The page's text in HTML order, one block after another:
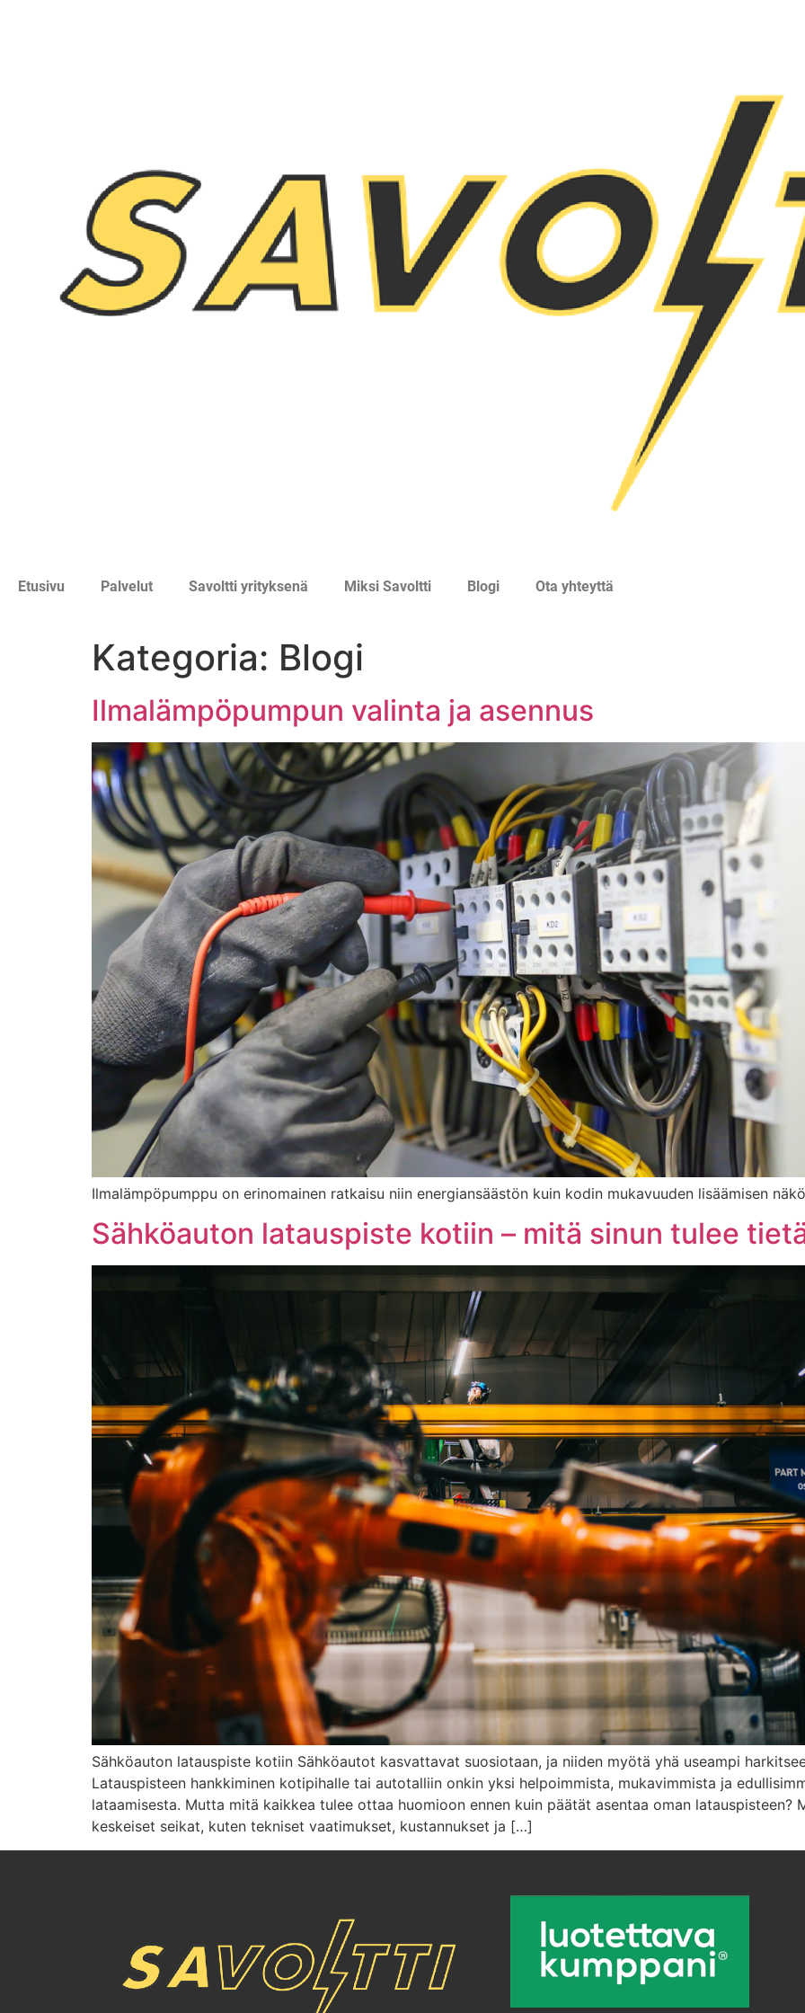
Etusivu Palvelut Savoltti yrityksenä Miksi Savoltti Blogi Ota yhteyttä
Kategoria: Blogi
Ilmalämpöpumpun valinta ja asennus
Ilmalämpöpumppu on erinomainen ratkaisu niin energiansäästön kuin kodin mukavuuden lisäämisen
Sähköauton latauspiste kotiin – mitä sinun tulee
Sähköauton latauspiste kotiin Sähköautot kasvattavat suosiotaan, ja niiden myötä yhä useampi
Latauspisteen hankkiminen kotipihalle tai autotalliin onkin yksi helpoimmista, mukavimmista ja
lataamisesta. Mutta mitä kaikkea tulee ottaa huomioon ennen kuin päätät asentaa oman latauspisteen?
keskeiset seikat, kuten tekniset vaatimukset, kustannukset ja […]